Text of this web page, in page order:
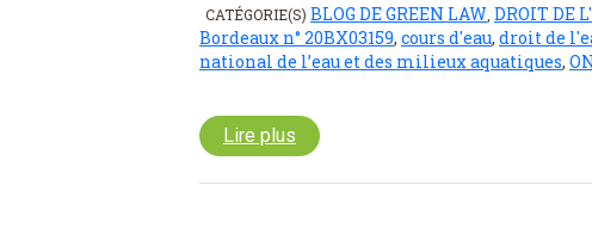
CATÉGORIE(S) BLOG DE GREEN LAW DROIT DE
Bordeaux n° 20BX03159, cours d'eau, droit de
national de l’eau et des milieux aquatiques,
Lire plus